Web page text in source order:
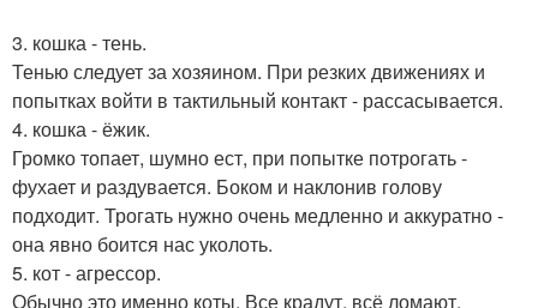
3. кошка - тень.
Тенью следует за хозяином. При резких движениях и
попытках войти в тактильный контакт - рассасывается.
4. кошка - ёжик.
Громко топает, шумно ест, при попытке потрогать -
фухает и раздувается. Боком и наклонив голову
подходит. Трогать нужно очень медленно и аккуратно -
она явно боится нас уколоть.
5. кот - агрессор.
Обычно это именно коты. Все крадут, всё ломают,